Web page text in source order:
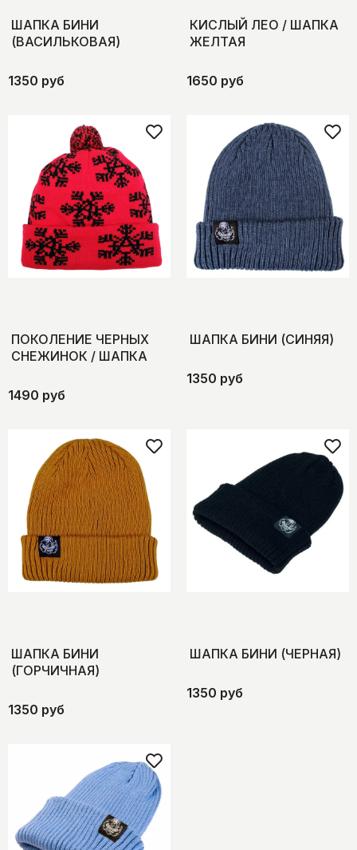
ШАПКА БИНИ
(ВАСИЛЬКОВАЯ)
1350 руб
КИСЛЫЙ ЛЕО / ШАПКА
ЖЕЛТАЯ
1650 руб
ПОКОЛЕНИЕ ЧЕРНЫХ
СНЕЖИНОК / ШАПКА
1490 руб
ШАПКА БИНИ (СИНЯЯ)
1350 руб
ШАПКА БИНИ
(ГОРЧИЧНАЯ)
1350 руб
ШАПКА БИНИ (ЧЕРНАЯ)
1350 руб